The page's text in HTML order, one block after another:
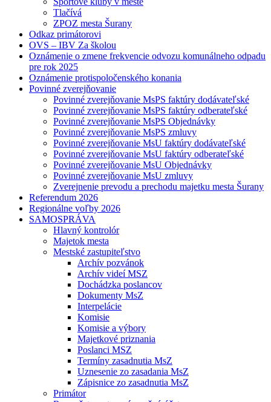
Tlačívá
ZPOZ mesta Šurany
Odkaz primátorovi
OVS – IBV Za školou
Oznámenie o zmene frekvencie odvozu komunálneho odpadu
pre rok 2025
Oznámenie protispoločenského konania
Povinné zverejňovanie
Povinné zverejňovanie MsPS faktúry dodávateľské
Povinné zverejňovanie MsPS faktúry odberateľské
Povinné zverejňovanie MsPS Objednávky
Povinné zverejňovanie MsPS zmluvy
Povinné zverejňovanie MsU faktúry dodávateľské
Povinné zverejňovanie MsU faktúry odberateľské
Povinné zverejňovanie MsU Objednávky
Povinné zverejňovanie MsU zmluvy
Zverejnenie prevodu a prechodu majetku mesta Šurany
Referendum 2026
Regionálne voľby 2026
SAMOSPRÁVA
Hlavný kontrolór
Majetok mesta
Mestské zastupiteľstvo
Archív pozvánok
Archív videí MSZ
Dochádzka poslancov
Dokumenty MsZ
Interpelácie
Komisie
Komisie a výbory
Majetkové priznania
Poslanci MSZ
Termíny zasadnutia MsZ
Uznesenie zo zasadania MsZ
Zápisnice zo zasadnutia MsZ
Primátor